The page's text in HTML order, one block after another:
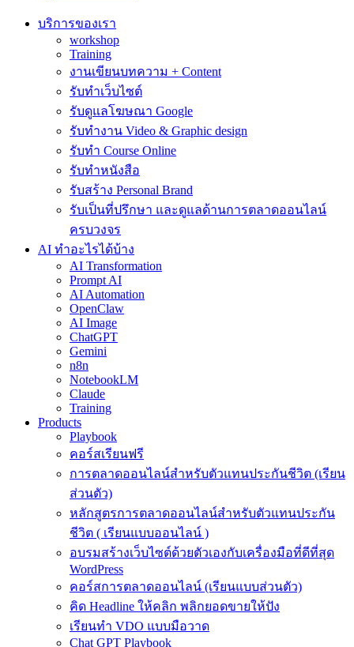
บริการของเรา
workshop
Training
งานเขียนบทความ + Content
รับทำเว็บไซต์
รับดูแลโฆษณา Google
รับทำงาน Video & Graphic design
รับทำ Course Online
รับทำหนังสือ
รับสร้าง Personal Brand
รับเป็นที่ปรึกษา และดูแลด้านการตลาดออนไลน์
ครบวงจร
AI ทำอะไรได้บ้าง
AI Transformation
Prompt AI
AI Automation
OpenClaw
AI Image
ChatGPT
Gemini
n8n
NotebookLM
Claude
Training
Products
Playbook
คอร์สเรียนฟรี
การตลาดออนไลน์สำหรับตัวแทนประกันชีวิต (เรียน
ส่วนตัว)
หลักสูตรการตลาดออนไลน์สำหรับตัวแทนประกัน
ชีวิต ( เรียนแบบออนไลน์ )
อบรมสร้างเว็บไซต์ด้วยตัวเองกับเครื่องมือที่ดีที่สุด
WordPress
คอร์สการตลาดออนไลน์ (เรียนแบบส่วนตัว)
คิด Headline ให้คลิก พลิกยอดขายให้ปัง
เรียนทำ VDO แบบมือวาด
Chat GPT Playbook